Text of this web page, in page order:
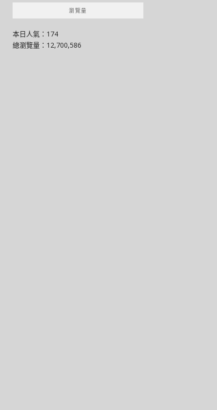
瀏覽量
本日人氣：174
總瀏覽量：12,700,586